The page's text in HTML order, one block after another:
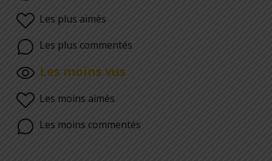
Les plus aimés
Les plus commentés
Les moins vus
Les moins aimés
Les moins commentés